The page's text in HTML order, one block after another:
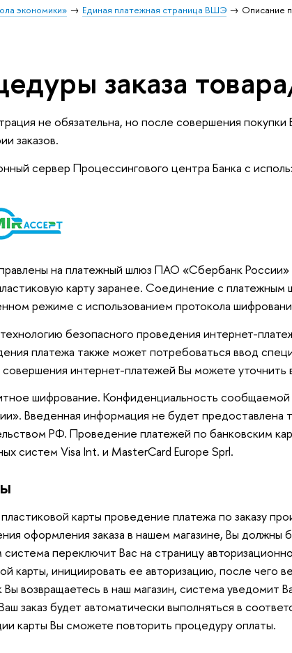
экономики» Единая платежная страница ВШЭ
Описание
заказа
не обязательна, но после совершения
заказов.
сервер Процессингового центра Банка с
на платежный шлюз ПАО «Сбербанк России»
карту заранее. Соединение с
режиме с использованием протокола
безопасного проведения интернет-
платежа также может потребоваться ввод
интернет-платежей Вы можете уточнить
шифрование. Конфиденциальность
Введенная информация не будет предоставлена
РФ. Проведение платежей по банковским
систем Visa Int. и MasterCard Europe Sprl.
карты проведение платежа по заказу
оформления заказа в нашем магазине, Вы должны
переключит Вас на страницу
карты, инициировать ее авторизацию, после чего
возвращаетесь в наш магазин, система уведомит
заказ будет автоматически выполняться в
карты Вы сможете повторить процедуру оплаты.